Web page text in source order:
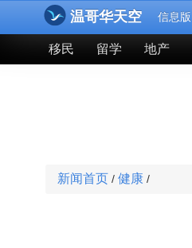
温哥华天空 信息版
移民 留学 地产
新闻首页 / 健康 /